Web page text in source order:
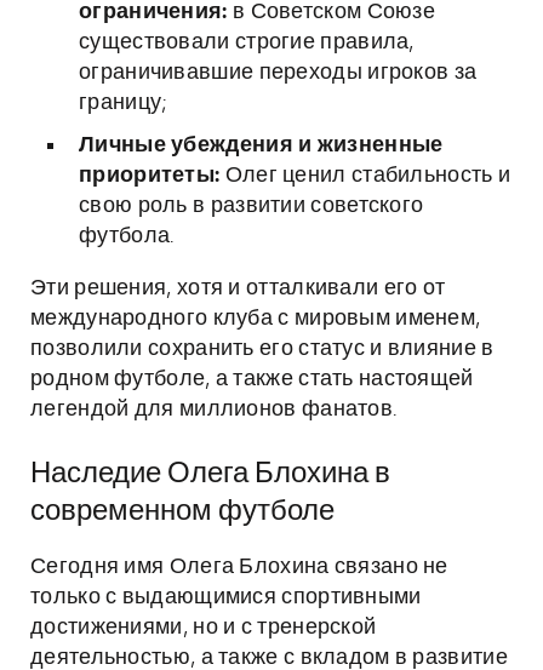
ограничения: в Советском Союзе
существовали строгие правила,
ограничивавшие переходы игроков за
границу;
Личные убеждения и жизненные
приоритеты: Олег ценил стабильность и
свою роль в развитии советского
футбола.
Эти решения, хотя и отталкивали его от
международного клуба с мировым именем,
позволили сохранить его статус и влияние в
родном футболе, а также стать настоящей
легендой для миллионов фанатов.
Наследие Олега Блохина в
современном футболе
Сегодня имя Олега Блохина связано не
только с выдающимися спортивными
достижениями, но и с тренерской
деятельностью, а также с вкладом в развитие